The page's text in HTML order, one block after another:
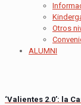
Otros
ALUMNI
‘Valientes 2.0’: la